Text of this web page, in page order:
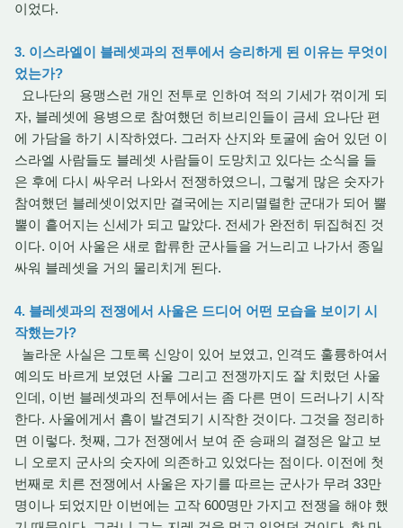
이었다.
3. 이스라엘이 블레셋과의 전투에서 승리하게 된 이유는 무엇이
었는가?
요나단의 용맹스런 개인 전투로 인하여 적의 기세가 꺾이게 되
자, 블레셋에 용병으로 참여했던 히브리인들이 금세 요나단 편
에 가담을 하기 시작하였다. 그러자 산지와 토굴에 숨어 있던 이
스라엘 사람들도 블레셋 사람들이 도망치고 있다는 소식을 들
은 후에 다시 싸우러 나와서 전쟁하였으니, 그렇게 많은 숫자가
참여했던 블레셋이었지만 결국에는 지리멸렬한 군대가 되어 뿔
뿔이 흩어지는 신세가 되고 말았다. 전세가 완전히 뒤집혀진 것
이다. 이어 사울은 새로 합류한 군사들을 거느리고 나가서 종일
싸워 블레셋을 거의 물리치게 된다.
4. 블레셋과의 전쟁에서 사울은 드디어 어떤 모습을 보이기 시
작했는가?
놀라운 사실은 그토록 신앙이 있어 보였고, 인격도 훌륭하여서
예의도 바르게 보였던 사울 그리고 전쟁까지도 잘 치렀던 사울
인데, 이번 블레셋과의 전투에서는 좀 다른 면이 드러나기 시작
한다. 사울에게서 흠이 발견되기 시작한 것이다. 그것을 정리하
면 이렇다. 첫째, 그가 전쟁에서 보여 준 승패의 결정은 알고 보
니 오로지 군사의 숫자에 의존하고 있었다는 점이다. 이전에 첫
번째로 치른 전쟁에서 사울은 자기를 따르는 군사가 무려 33만
명이나 되었지만 이번에는 고작 600명만 가지고 전쟁을 해야 했